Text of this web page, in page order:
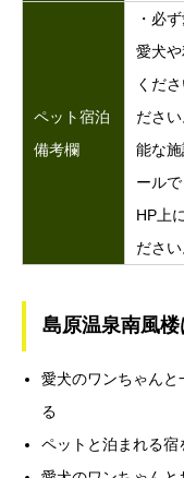
ペット宿泊
備考欄
・必
愛犬
くだ
ださ
能な
ール
HP上
ださい
島原温泉南風
愛犬のワンちゃん
る
ペットと泊まれる宿